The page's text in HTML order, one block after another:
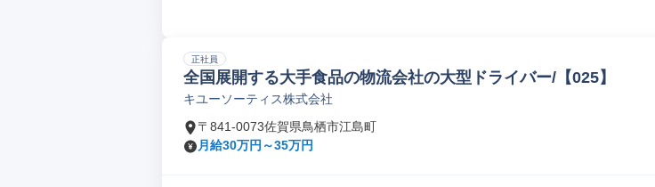
正社員
全国展開する大手食品の物流会社の大型ドライバー/【025】
キユーソーティス株式会社
〒841-0073佐賀県鳥栖市江島町
月給30万円～35万円